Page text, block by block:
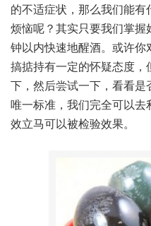
的不适症状，那么我们能
烦恼呢？其实只要我们掌
钟以内快速地醒酒。或许
搞掂持有一定的怀疑态度
下，然后尝试一下，看看
唯一标准，我们完全可以
效立马可以被检验效果。